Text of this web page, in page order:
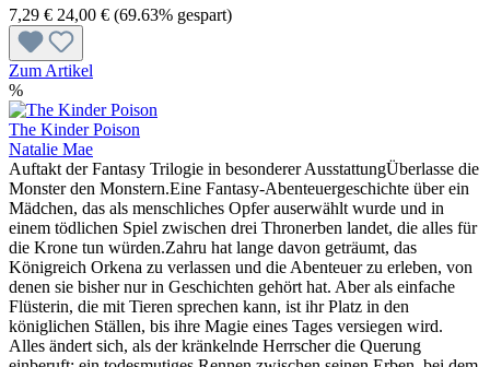
7,29 € 24,00 € (69.63% gespart)
Zum Artikel
%
The Kinder Poison
Natalie Mae
Auftakt der Fantasy Trilogie in besonderer AusstattungÜberlasse die
Monster den Monstern.Eine Fantasy-Abenteuergeschichte über ein
Mädchen, das als menschliches Opfer auserwählt wurde und in
einem tödlichen Spiel zwischen drei Thronerben landet, die alles für
die Krone tun würden.Zahru hat lange davon geträumt, das
Königreich Orkena zu verlassen und die Abenteuer zu erleben, von
denen sie bisher nur in Geschichten gehört hat. Aber als einfache
Flüsterin, die mit Tieren sprechen kann, ist ihr Platz in den
königlichen Ställen, bis ihre Magie eines Tages versiegen wird.
Alles ändert sich, als der kränkelnde Herrscher die Querung